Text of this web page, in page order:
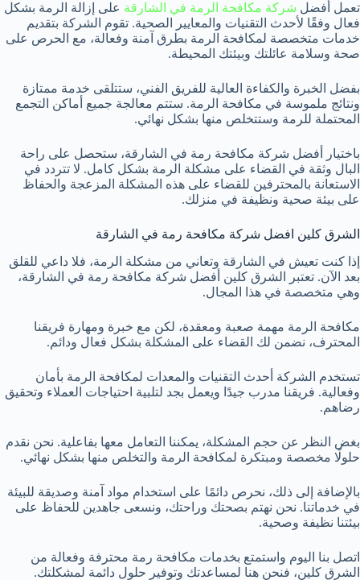
تعمل أفضل شركة مكافحة الرمة في الشارقة على إزالة الرمة بشكل
فعال وفقًا لأحدث التقنيات والمعايير الصحية. تقوم الشركة بتقديم
خدمات متخصصة لمكافحة الرمة بطرق آمنة وفعالة، مع الحرص على
صحة وسلامة عائلتك وبيئتك المحيطة.
بفضل الخبرة والكفاءة العالية للفريق الفني، ستتلقى خدمة ممتازة
ونتائج ملموسة في مكافحة الرمة. ستتم معالجة جميع أماكن التجمع
المحتملة للرمة وستتخلص منها بشكل نهائي.
باختيار أفضل شركة مكافحة رمة في الشارقة، ستحصل على راحة
البال وثقة في القضاء على مشكلة الرمة بشكل كامل. لا تتردد في
الاستعانة بالمحترفين للقضاء على هذه المشكلة المزعجة والحفاظ
على بيئة صحية ونظيفة في منزلك.
الشرق كلين افضل شركة مكافحة رمة في الشارقة
إذا كنت تعيش في الشارقة وتعاني من مشكلة الرمة، فلا داعي للقلق
بعد الآن. تعتبر الشرق كلين أفضل شركة مكافحة رمة في الشارقة،
وهي متخصصة في هذا المجال.
مكافحة الرمة مهمة صعبة ومعقدة، لكن مع خبرة ومهارة فريقنا
المحترف، نضمن لك القضاء على المشكلة بشكل فعال ودائم.
تستخدم الشركة أحدث التقنيات والمعدات لمكافحة الرمة بأمان
وفعالية. فريقنا مدرب جيدًا ويعمل بجد لتلبية احتياجات العملاء وتحقيق
رضاهم.
بغض النظر عن حجم المشكلة، يمكننا التعامل معها بفاعلية. نحن نقدم
حلولًا مخصصة ومبتكرة لمكافحة الرمة والتخلص منها بشكل نهائي.
بالإضافة إلى ذلك، نحرص دائمًا على استخدام مواد آمنة وصديقة للبيئة
في خدماتنا. نحن نهتم بصحتك وراحتك، ونسعى جاهدين للحفاظ على
بيئتنا نظيفة وصحية.
اتصل بنا اليوم واستمتع بخدمات مكافحة رمة محترفة وفعالة من
الشرق كلين، فنحن هنا لمساعدتك وتوفير حلول دائمة لمشكلتك.